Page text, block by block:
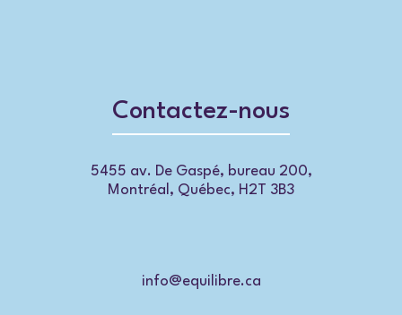
Contactez-nous
5455 av. De Gaspé, bureau 200,
Montréal, Québec, H2T 3B3
info@equilibre.ca